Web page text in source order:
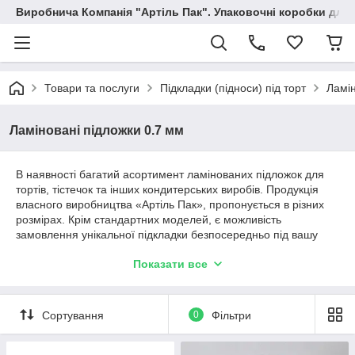
Виробнича Компанія "Артіль Пак". Упаковочні коробки для
Товари та послуги Підкладки (підноси) під торт
Ламіновані підложки 0.7 мм
В наявності багатий асортимент ламінованих підложок для
тортів, тістечок та інших кондитерських виробів. Продукція
власного виробництва «Артіль Пак», пропонується в різних
розмірах. Крім стандартних моделей, є можливість
замовлення унікальної підкладки безпосередньо під вашу
Підложки з даного розділу мають товщину до 0,7 мм і
ємах. Працюємо з оптом і роздрібом. Стовідсоткова гарантія
якості. Звертайтеся.
Показати все
Сортування 0 Фільтри